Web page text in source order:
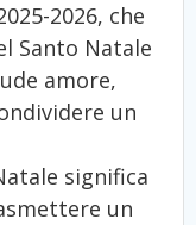
2026, che
Santo Natale
amore,
un
significa
un